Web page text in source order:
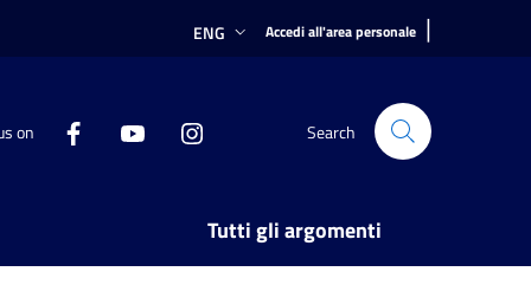
ENG Accedi all'area personale |
on Search
Tutti gli argomenti